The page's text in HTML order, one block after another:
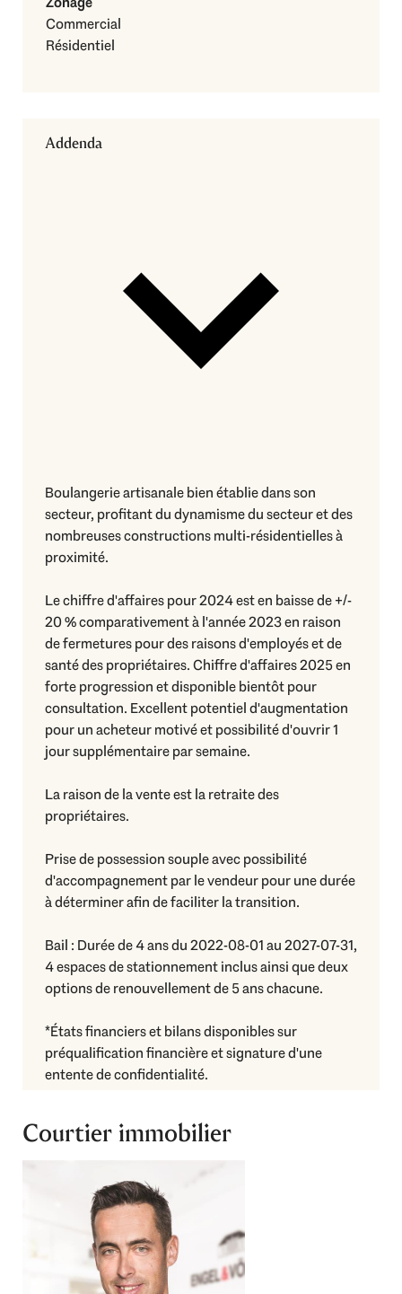
Commercial
Résidentiel
Addenda
Boulangerie artisanale bien établie dans son
secteur, profitant du dynamisme du secteur et des
nombreuses constructions multi-résidentielles à
proximité.
Le chiffre d'affaires pour 2024 est en baisse de +/-
20 % comparativement à l'année 2023 en raison
de fermetures pour des raisons d'employés et de
santé des propriétaires. Chiffre d'affaires 2025 en
forte progression et disponible bientôt pour
consultation. Excellent potentiel d'augmentation
pour un acheteur motivé et possibilité d'ouvrir 1
jour supplémentaire par semaine.
La raison de la vente est la retraite des
propriétaires.
Prise de possession souple avec possibilité
d'accompagnement par le vendeur pour une durée
à déterminer afin de faciliter la transition.
Bail : Durée de 4 ans du 2022-08-01 au 2027-07-31,
4 espaces de stationnement inclus ainsi que deux
options de renouvellement de 5 ans chacune.
*États financiers et bilans disponibles sur
préqualification financière et signature d'une
entente de confidentialité.
Courtier immobilier